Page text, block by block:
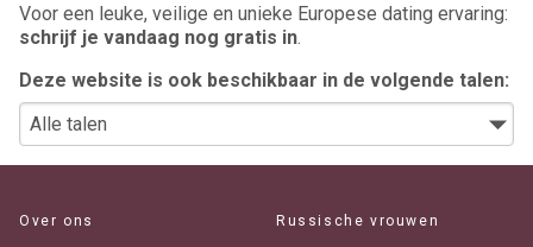
Voor een leuke, veilige en unieke Europese dating ervaring:
schrijf je vandaag nog gratis in.
Deze website is ook beschikbaar in de volgende talen:
Over ons Russische vrouwen